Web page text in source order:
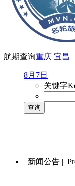
航期查询重庆 宜昌
8月7日
关键字
新闻公告 |